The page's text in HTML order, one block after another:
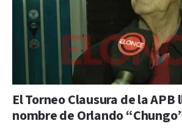
El Torneo Clausura de la
nombre de Orlando